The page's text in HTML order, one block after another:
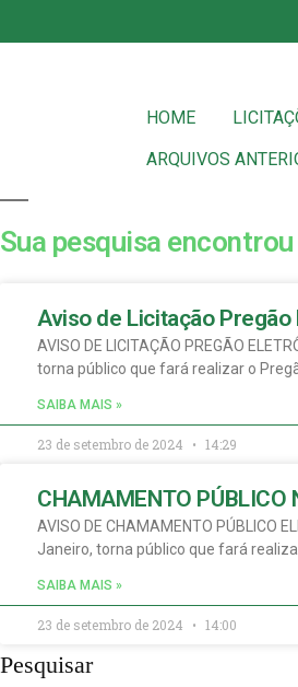
HOME
ARQUIVOS
Sua pesquisa
Aviso de Licitação
AVISO DE LICITAÇÃO PREGÃO
torna público que fará realizar o
SAIBA MAIS »
23 de setembro de 2024 14:29
CHAMAMENTO PÚBLICO
AVISO DE CHAMAMENTO PÚBLICO
Janeiro, torna público que fará
SAIBA MAIS »
23 de setembro de 2024 14:00
Pesquisar